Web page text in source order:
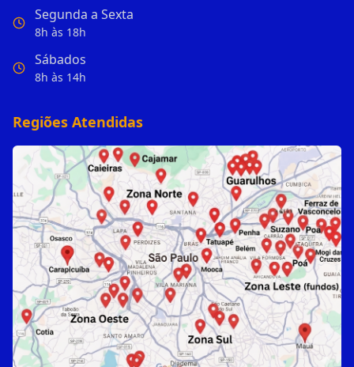
Segunda a Sexta
8h às 18h
Sábados
8h às 14h
Regiões Atendidas